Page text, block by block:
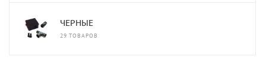
ЧЕРНЫЕ
29 ТОВАРОВ